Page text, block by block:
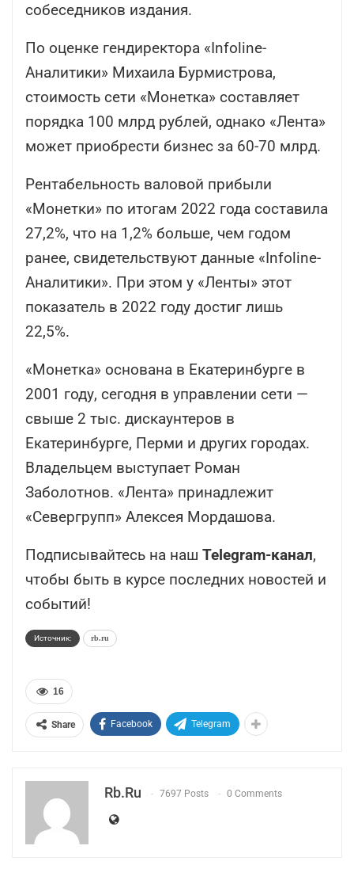
собеседников издания.
По оценке гендиректора «Infoline-
Аналитики» Михаила Бурмистрова,
стоимость сети «Монетка» составляет
порядка 100 млрд рублей, однако «Лента»
может приобрести бизнес за 60-70 млрд.
Рентабельность валовой прибыли
«Монетки» по итогам 2022 года составила
27,2%, что на 1,2% больше, чем годом
ранее, свидетельствуют данные «Infoline-
Аналитики». При этом у «Ленты» этот
показатель в 2022 году достиг лишь
22,5%.
«Монетка» основана в Екатеринбурге в
2001 году, сегодня в управлении сети —
свыше 2 тыс. дискаунтеров в
Екатеринбурге, Перми и других городах.
Владельцем выступает Роман
Заболотнов. «Лента» принадлежит
«Севергрупп» Алексея Мордашова.
Подписывайтесь на наш Telegram-канал,
чтобы быть в курсе последних новостей и
событий!
Источник: rb.ru
16
Share Facebook Telegram
Rb.ru 7697 Posts 0 Comments